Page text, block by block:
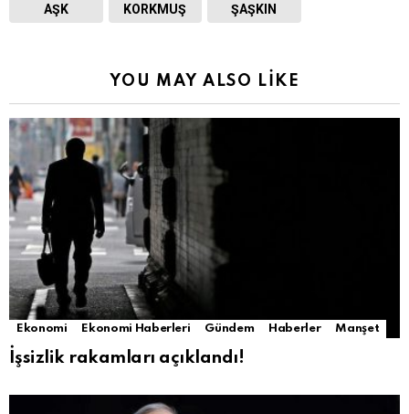
AŞK KORKMUŞ ŞAŞKIN
YOU MAY ALSO LIKE
Ekonomi Ekonomi Haberleri Gündem Haberler Manşet
İşsizlik rakamları açıklandı!